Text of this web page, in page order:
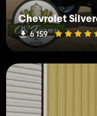
6 159